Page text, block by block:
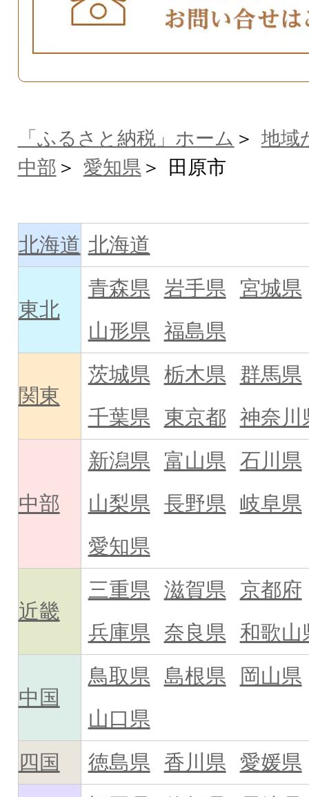
「ふるさと納税」ホーム
地域
中部
愛知県 田原市
北海道 北海道
東北
青森県 岩手県
宮城県
山形県
福島県
関東
茨城県 栃木県
群馬県
千葉県
東京都 神奈川
中部
新潟県 富山県
石川県
山梨県
長野県
岐阜県
愛知県
近畿
三重県 滋賀県
京都府
兵庫県
奈良県 和歌山
中国
鳥取県 島根県
岡山県
山口県
四国
徳島県 香川県 愛媛県